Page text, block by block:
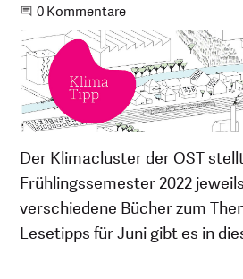
Beginne eine Unterhaltung
0 Kommentare
Der Klimacluster der OST
Frühlingssemester 2022
verschiedene Bücher zum
Lesetipps für Juni gibt es in